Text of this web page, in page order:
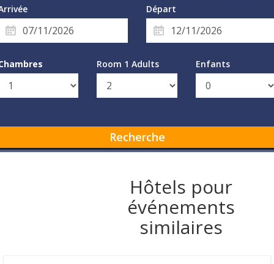
Départ
Room 1 Adults Enfants
Recherche
Hôtels pour
événements
similaires